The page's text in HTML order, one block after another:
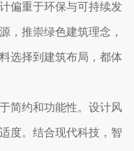
偏重于环保与可持续发
，推崇绿色建筑理念，
选择到建筑布局，都体
简约和功能性。设计风
度。结合现代科技，智